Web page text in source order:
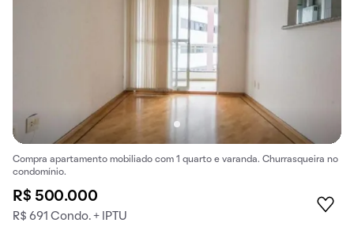
Compra apartamento mobiliado com 1 quarto e varanda. Churrasqueira no
condomínio.
R$ 500.000
R$ 691 Condo. + IPTU